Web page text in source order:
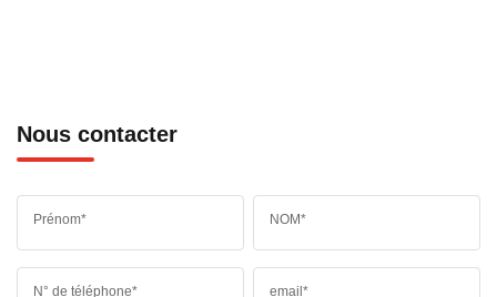
Nous contacter
Prénom* NOM*
N° de téléphone* email*